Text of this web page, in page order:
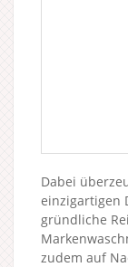
Dabei
einzigartigen
gründliche
zudem auf